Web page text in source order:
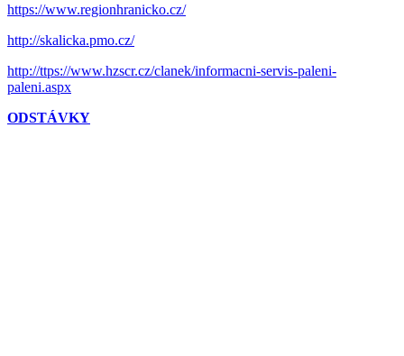
https://www.regionhranicko.cz/
http://skalicka.pmo.cz/
http://ttps://www.hzscr.cz/clanek/informacni-servis-paleni-
paleni.aspx
ODSTÁVKY